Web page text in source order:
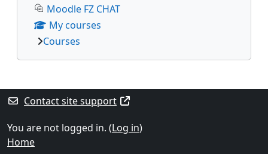
Moodle FZ CHAT
My courses
Courses
Supplementary blocks
Contact site support
You are not logged in. (Log in)
Home